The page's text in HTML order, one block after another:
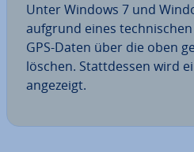
Unter Windows 7 und
aufgrund eines
GPS-Daten über die oben
löschen. Statt­des­sen wird
angezeigt.